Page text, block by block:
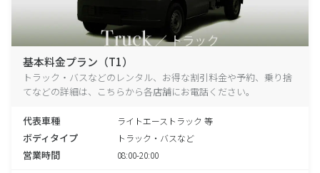
基本料金プラン（T1）
トラック・バスなどのレンタル、お得な割引料金や予約、乗り捨
てなどの詳細は、こちらから各店舗にお電話ください。
代表車種 ライトエーストラック 等
ボディタイプ トラック・バスなど
営業時間 08:00-20:00